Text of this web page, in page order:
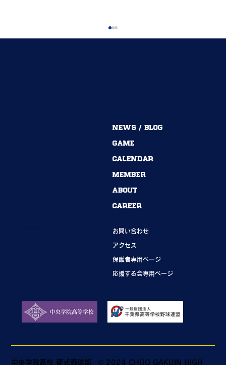
54期→55期｜ありがとうございました！
お問い合わせ
アクセス
保護者専用ページ
応援する会専用ページ
NEWS / BLOG
GAME
CALENDAR
MEMBER
ABOUT
CAREER
中央学院高校 硬式野球部 © 2024 CHUO GAKUIN HIGH